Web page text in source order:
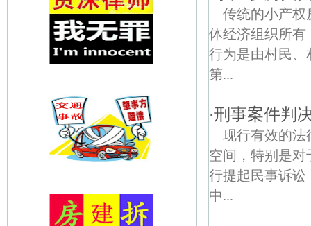
传统的小产权
体经济组织所有
行为是由村民、
第...
·刑事案件判
现行有效的法
空间，特别是
行提起民事诉讼
中...